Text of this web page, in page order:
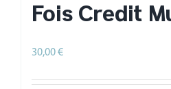
Fois Crédit
30,00€